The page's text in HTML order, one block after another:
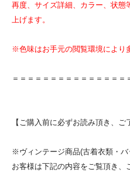
再度、サイズ詳細、カラー、状態
上げます。
※色味はお手元の閲覧環境により
＝＝＝＝＝＝＝＝＝＝＝＝＝＝＝
【ご購入前に必ずお読み頂き、ご
※ヴィンテージ商品(古着衣類・
お客様は下記の内容をご覧頂き、